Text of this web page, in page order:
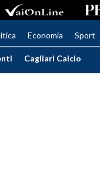
Economia Sport
Cagliari Calcio